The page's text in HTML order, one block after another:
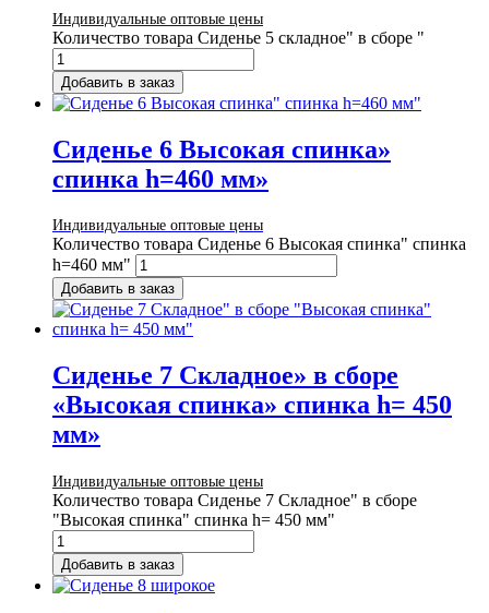
Индивидуальные оптовые цены
Количество товара Сиденье 5 складное" в сборе "
Добавить в заказ
Сиденье 6 Высокая спинка»
спинка h=460 мм»
Индивидуальные оптовые цены
Количество товара Сиденье 6 Высокая спинка" спинка
h=460 мм"
Добавить в заказ
Сиденье 7 Складное» в сборе
«Высокая спинка» спинка h= 450
мм»
Индивидуальные оптовые цены
Количество товара Сиденье 7 Складное" в сборе
"Высокая спинка" спинка h= 450 мм"
Добавить в заказ